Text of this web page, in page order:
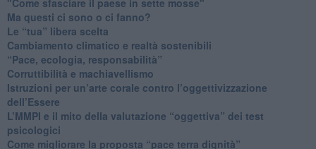
​Ma questi ci sono o ci fanno?
​Le “tua” libera scelta
Cambiamento climatico e realtà sostenibili
“Pace, ecologia, responsabilità”
​Corruttibilità e machiavellismo
Istruzioni per un’arte corale contro l’oggettivizzazione
dell’Essere
​L’MMPI e il mito della valutazione “oggettiva” dei test
psicologici
Come migliorare la proposta “pace terra dignità”